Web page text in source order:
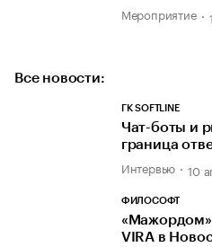
Мероприятие
Все новости:
ГК SOFTLINE
Чат-боты и
граница
Интервью 10
ФИЛОСОФТ
«Мажордом»
VIRA в